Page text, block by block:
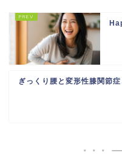
ぎっくり腰と変形性膝関節